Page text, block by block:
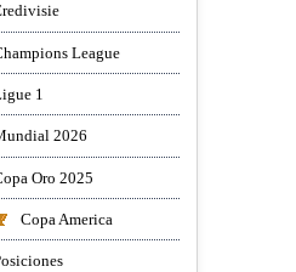
League
1
2026
Oro 2025
Copa America